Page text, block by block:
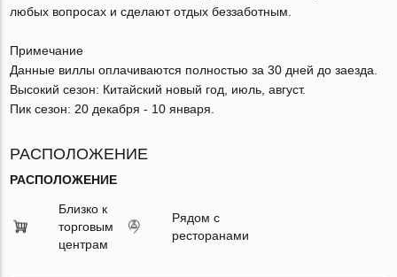
любых вопросах и сделают отдых беззаботным.
Примечание
Данные виллы оплачиваются полностью за 30 дней до заезда.
Высокий сезон: Китайский новый год, июль, август.
Пик сезон: 20 декабря - 10 января.
РАСПОЛОЖЕНИЕ
РАСПОЛОЖЕНИЕ
Близко к
торговым
центрам
Рядом с
ресторанами